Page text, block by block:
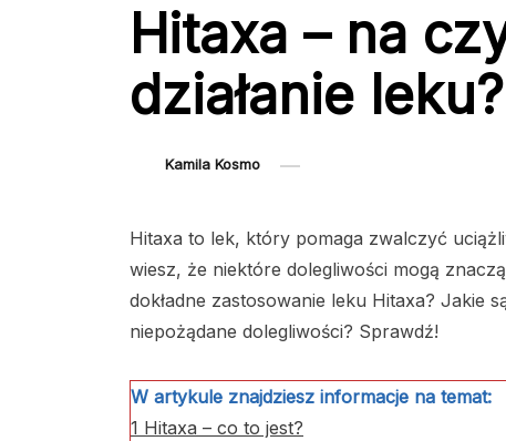
Hitaxa – na
działanie leku?
Kamila Kosmo
Hitaxa to lek, który pomaga zwalczyć
wiesz, że niektóre dolegliwości mogą
dokładne zastosowanie leku Hitaxa? Jakie
niepożądane dolegliwości? Sprawdź!
W artykule znajdziesz informacje na temat:
1 Hitaxa – co to jest?